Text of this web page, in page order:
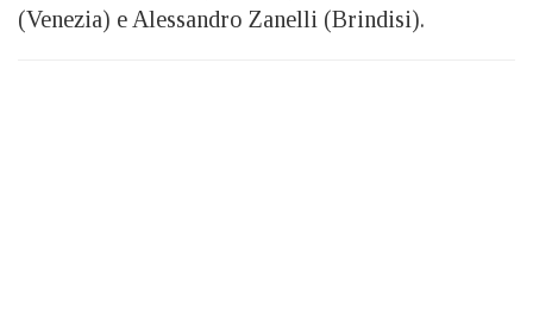
(Venezia) e Alessandro Zanelli (Brindisi).